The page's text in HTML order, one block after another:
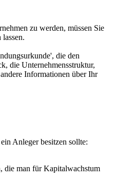
zu werden, müssen Sie
die den
die Unternehmensstruktur,
Informationen über Ihr
Anleger besitzen sollte:
die man für Kapitalwachstum